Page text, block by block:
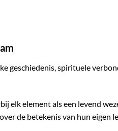
geschiedenis, spirituele
elk element als een levend
de betekenis van hun eigen